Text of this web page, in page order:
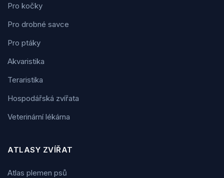
Pro kočky
Pro drobné savce
Pro ptáky
Akvaristika
Teraristika
Hospodářská zvířata
Veterinární lékárna
ATLASY ZVÍŘAT
Atlas plemen psů